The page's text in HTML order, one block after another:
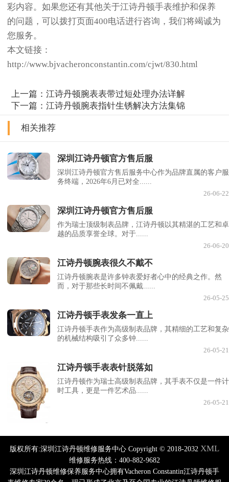
彩内容。如果您还有其他关于江诗丹顿手表维护和保养
的问题，可以拨打页面400电话进行咨询，我们将竭诚为
您服务。
本文链接：
http://www.bjvacheronconstantin.com/cjwt/830.html
上一篇：江诗丹顿腕表表带过短处理办法详解
下一篇：江诗丹顿腕表指针生锈解决方法集锦
相关推荐
深圳江诗丹顿官方售后服
深圳江诗丹顿官方售后服务中心作为品牌直属的客户服
务终端，2026年6月已对全......
26-06-22
深圳江诗丹顿官方售后服
作为瑞士顶级制表品牌，江诗丹顿以其精湛的工艺和卓
越的品质享誉全球。对于......
26-06-20
江诗丹顿腕表很久不戴不
江诗丹顿腕表是许多钟表爱好者心中的经典之作。然
而，对于那些长时间不佩戴......
26-05-25
江诗丹顿手表发条一直上
江诗丹顿手表作为高级制表品牌，其精细的工艺和复杂
的机械结构吸引了众多钟......
26-05-21
江诗丹顿手表表针脱落如
江诗丹顿作为瑞士高级制表品牌，其手表不仅是一件计
时工具，更是一件艺术品......
26-05-21
版权所有:深圳江诗丹顿维修服务中心 Copyright © 2018-2032 XML
维修服务热线：400-882-9682
深圳江诗丹顿维修保养服务中心拥有Vacheron Constantin江诗丹顿手